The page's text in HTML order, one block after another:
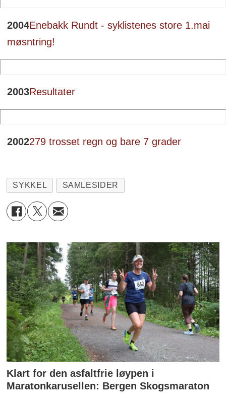
2004Enebakk Rundt - syklistenes store 1.mai
møsntring!
2003Resultater
2002279 trosset regn og bare 7 grader
SYKKEL SAMLESIDER
Klart for den asfaltfrie løypen i
Maratonkarusellen: Bergen Skogsmaraton